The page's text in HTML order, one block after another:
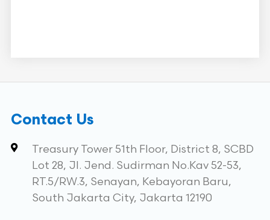
Contact Us
Treasury Tower 51th Floor, District 8, SCBD
Lot 28, Jl. Jend. Sudirman No.Kav 52-53,
RT.5/RW.3, Senayan, Kebayoran Baru,
South Jakarta City, Jakarta 12190